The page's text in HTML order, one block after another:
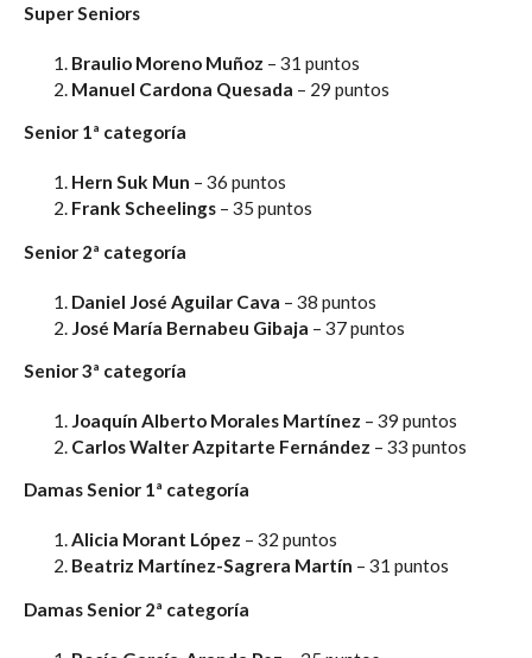
Super Seniors
Braulio Moreno Muñoz – 31 puntos
Manuel Cardona Quesada – 29 puntos
Senior 1ª categoría
Hern Suk Mun – 36 puntos
Frank Scheelings – 35 puntos
Senior 2ª categoría
Daniel José Aguilar Cava – 38 puntos
José María Bernabeu Gibaja – 37 puntos
Senior 3ª categoría
Joaquín Alberto Morales Martínez – 39 puntos
Carlos Walter Azpitarte Fernández – 33 puntos
Damas Senior 1ª categoría
Alicia Morant López – 32 puntos
Beatriz Martínez-Sagrera Martín – 31 puntos
Damas Senior 2ª categoría